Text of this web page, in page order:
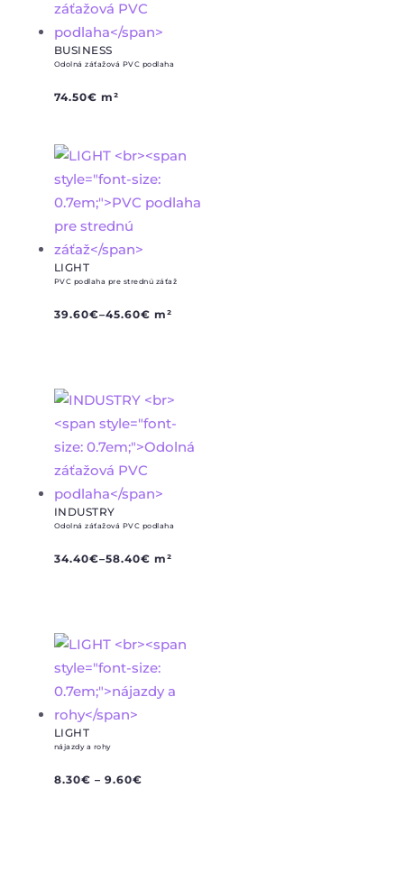
BUSINESS
Odolná záťažová PVC podlaha
74.50€ m²
LIGHT
PVC podlaha pre strednú záťaž
39.60€–45.60€ m²
INDUSTRY
Odolná záťažová PVC podlaha
34.40€–58.40€ m²
LIGHT
nájazdy a rohy
8.30€ – 9.60€